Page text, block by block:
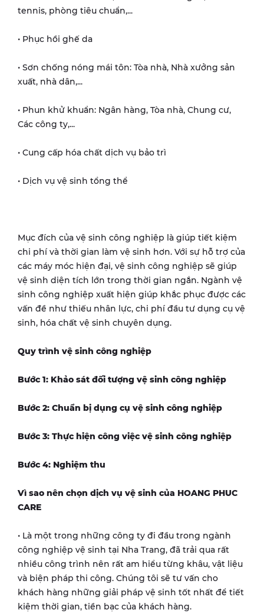
tennis, phòng tiêu chuẩn,...
• Phục hồi ghế da
• Sơn chống nóng mái tôn: Tòa nhà, Nhà xưởng sản
xuất, nhà dân,...
• Phun khử khuẩn: Ngân hàng, Tòa nhà, Chung cư,
Các công ty,...
• Cung cấp hóa chất dịch vụ bảo trì
• Dịch vụ vệ sinh tổng thể
Mục đích của vệ sinh công nghiệp là giúp tiết kiệm
chi phí và thời gian làm vệ sinh hơn. Với sự hỗ trợ của
các máy móc hiện đại, vệ sinh công nghiệp sẽ giúp
vệ sinh diện tích lớn trong thời gian ngắn. Ngành vệ
sinh công nghiệp xuất hiện giúp khắc phục được các
vấn đề như thiếu nhân lực, chi phí đầu tư dụng cụ vệ
sinh, hóa chất vệ sinh chuyên dụng.
Quy trình vệ sinh công nghiệp
Bước 1: Khảo sát đối tượng vệ sinh công nghiệp
Bước 2: Chuẩn bị dụng cụ vệ sinh công nghiệp
Bước 3: Thực hiện công việc vệ sinh công nghiệp
Bước 4: Nghiệm thu
Vì sao nên chọn dịch vụ vệ sinh của HOANG PHUC
CARE
• Là một trong những công ty đi đầu trong ngành
công nghiệp vệ sinh tại Nha Trang, đã trải qua rất
nhiều công trình nên rất am hiểu từng khâu, vật liệu
và biện pháp thi công. Chúng tôi sẽ tư vấn cho
khách hàng những giải pháp vệ sinh tốt nhất để tiết
kiệm thời gian, tiền bạc của khách hàng.